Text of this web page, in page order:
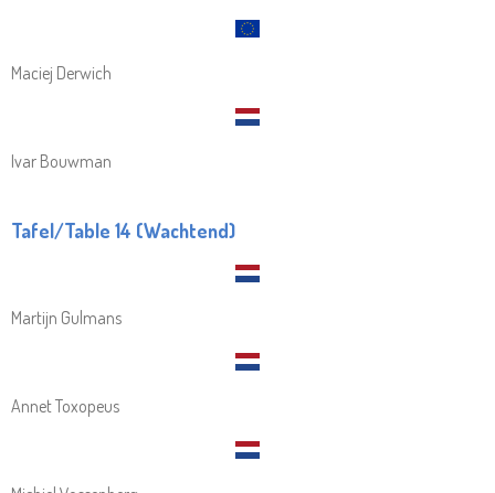
Maciej Derwich
Ivar Bouwman
Tafel/Table 14 (Wachtend)
Martijn Gulmans
Annet Toxopeus